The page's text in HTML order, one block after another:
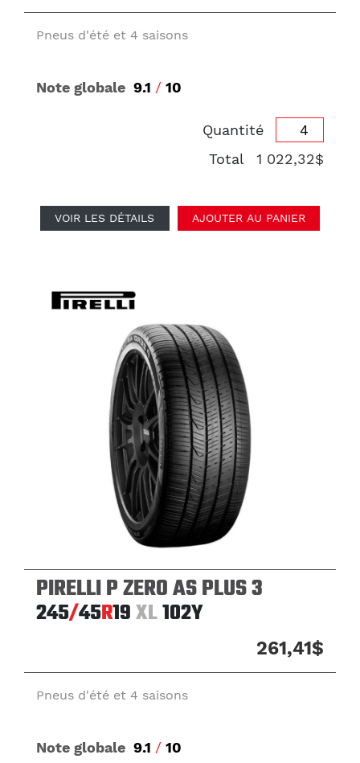
Pneus d'été et 4 saisons
Note globale 9.1 / 10
Quantité
Total
1 022,32$
VOIR LES DÉTAILS AJOUTER AU PANIER
PIRELLI P ZERO AS PLUS 3
245/45R19XL102Y
261,41$
Pneus d'été et 4 saisons
Note globale 9.1 / 10